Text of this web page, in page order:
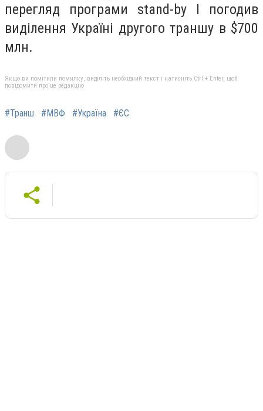
перегляд програми stand-by І погодив
виділення Україні другого траншу в $700
млн.
Якщо ви помітили помилку, виділіть необхідний текст і натисніть Ctrl + Enter, щоб
повідомити про це редакцію
#Транш #МВФ #Україна #ЄС